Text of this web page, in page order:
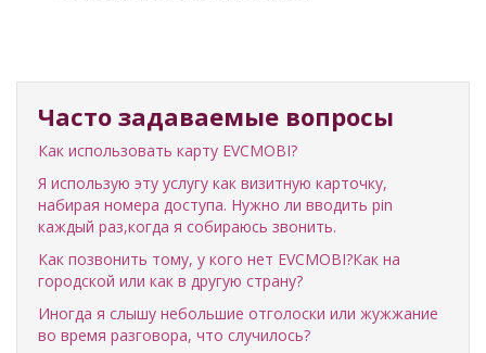
Часто задаваемые вопросы
Как использовать карту EVCMOBI?
Я использую эту услугу как визитную карточку,
набирая номера доступа. Нужно ли вводить pin
каждый раз,когда я собираюсь звонить.
Как позвонить тому, у кого нет EVCMOBI?Как на
городской или как в другую страну?
Иногда я слышу небольшие отголоски или жужжание
во время разговора, что случилось?